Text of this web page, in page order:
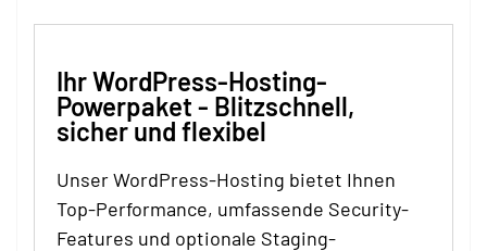
Ihr WordPress-Hosting-
Powerpaket - Blitzschnell,
sicher und flexibel
Unser WordPress-Hosting bietet Ihnen
Top-Performance, umfassende Security-
Features und optionale Staging-